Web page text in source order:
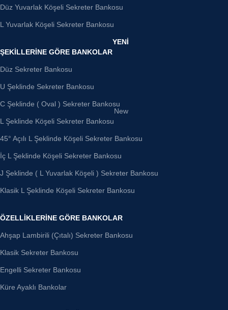
Düz Yuvarlak Köşeli Sekreter Bankosu
L Yuvarlak Köşeli Sekreter Bankosu
ŞEKILLERINE GÖRE BANKOLAR
YENİ
Düz Sekreter Bankosu
U Şeklinde Sekreter Bankosu
C Şeklinde ( Oval ) Sekreter Bankosu
L Şeklinde Köşeli Sekreter Bankosu
New
45° Açılı L Şeklinde Köşeli Sekreter Bankosu
İç L Şeklinde Köşeli Sekreter Bankosu
J Şeklinde ( L Yuvarlak Köşeli ) Sekreter Bankosu
Klasik L Şeklinde Köşeli Sekreter Bankosu
ÖZELLIKLERINE GÖRE BANKOLAR
Ahşap Lambirili (Çıtalı) Sekreter Bankosu
Klasik Sekreter Bankosu
Engelli Sekreter Bankosu
Küre Ayaklı Bankolar